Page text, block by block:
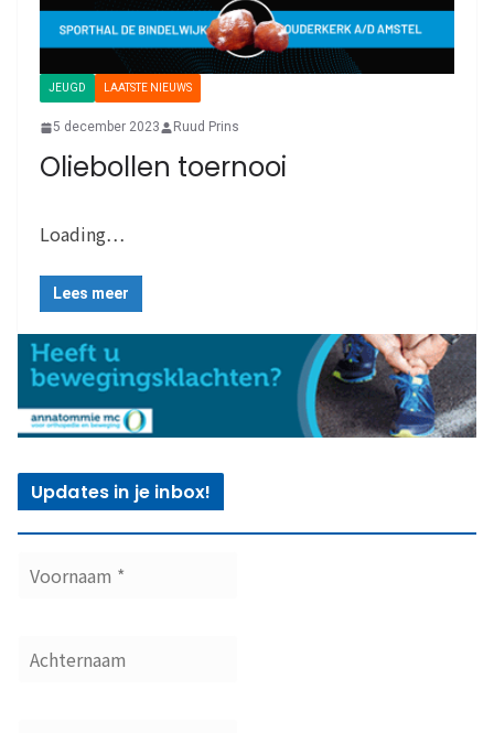
JEUGD LAATSTE NIEUWS
5 december 2023 Ruud Prins
Oliebollen toernooi
Loading…
Lees meer
Updates in je inbox!